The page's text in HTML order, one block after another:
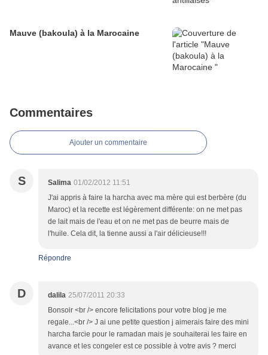
Mauve (bakoula) à la Marocaine
Commentaires
Ajouter un commentaire
S Salima 01/02/2012 11:51
J'ai appris à faire la harcha avec ma mère qui est berbère (du
Maroc) et la recette est légèrement différente: on ne met pas
de lait mais de l'eau et on ne met pas de beurre mais de
l'huile. Cela dit, la tienne aussi a l'air délicieuse!!!
Répondre
D dalila 25/07/2011 20:33
Bonsoir <br /> encore felicitations pour votre blog je me
regale...<br /> J ai une petite question j aimerais faire des mini
harcha farcie pour le ramadan mais je souhaiterai les faire en
avance et les congeler est ce possible à votre avis ? merci